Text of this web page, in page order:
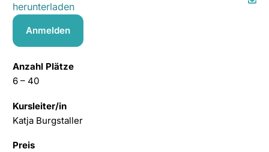
herunterladen
Anmelden
Anzahl Plätze
6 – 40
Kursleiter/in
Katja Burgstaller
Preis